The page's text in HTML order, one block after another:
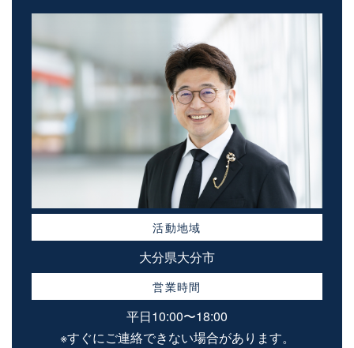
活動地域
大分県大分市
営業時間
平日10:00〜18:00
※すぐにご連絡できない場合があります。